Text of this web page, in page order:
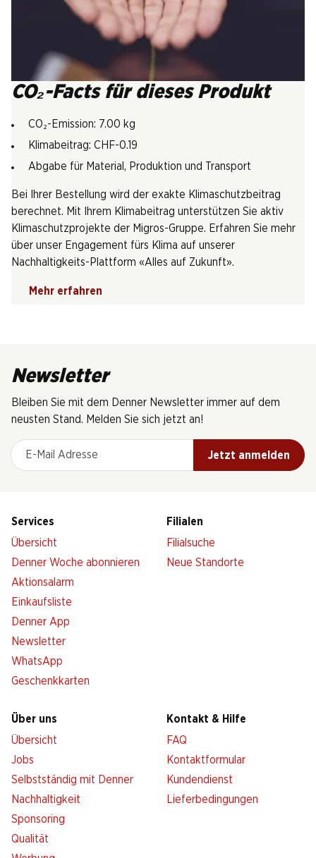
CO₂-Facts für dieses Produkt
CO₂-Emission: 7.00 kg
Klimabeitrag: CHF-0.19
Abgabe für Material, Produktion und Transport
Bei Ihrer Bestellung wird der exakte Klimaschutzbeitrag
berechnet. Mit Ihrem Klimabeitrag unterstützen Sie aktiv
Klimaschutzprojekte der Migros-Gruppe. Erfahren Sie mehr
über unser Engagement fürs Klima auf unserer
Nachhaltigkeits-Plattform «Alles auf Zukunft».
Mehr erfahren
Newsletter
Bleiben Sie mit dem Denner Newsletter immer auf dem
neusten Stand. Melden Sie sich jetzt an!
E-Mail Adresse
Jetzt anmelden
Services
Übersicht
Denner Woche abonnieren
Aktionsalarm
Einkaufsliste
Denner App
Newsletter
WhatsApp
Geschenkkarten
Filialen
Filialsuche
Neue Standorte
Über uns
Übersicht
Jobs
Selbstständig mit Denner
Nachhaltigkeit
Sponsoring
Qualität
Kontakt & Hilfe
FAQ
Kontaktformular
Kundendienst
Lieferbedingungen